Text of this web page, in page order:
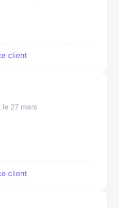
client
27 mars
client